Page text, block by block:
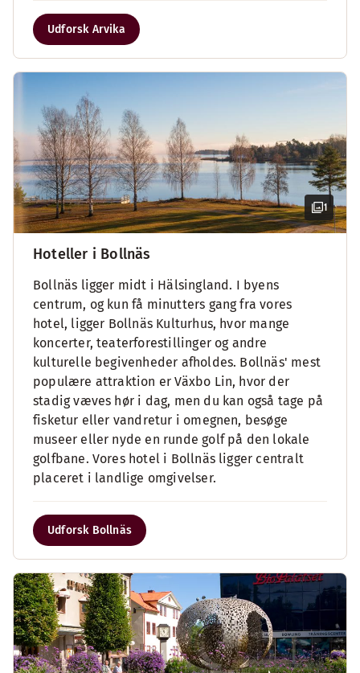
Udforsk Arvika
1
Hoteller i Bollnäs
Bollnäs ligger midt i Hälsingland. I byens
centrum, og kun få minutters gang fra vores
hotel, ligger Bollnäs Kulturhus, hvor mange
koncerter, teaterforestillinger og andre
kulturelle begivenheder afholdes. Bollnäs' mest
populære attraktion er Växbo Lin, hvor der
stadig væves hør i dag, men du kan også tage på
fisketur eller vandretur i omegnen, besøge
museer eller nyde en runde golf på den lokale
golfbane. Vores hotel i Bollnäs ligger centralt
placeret i landlige omgivelser.
Udforsk Bollnäs